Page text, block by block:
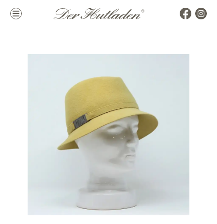
Marken
alle Marken
Top Marken
La Mouche
Themen
Hochzeit
Sommer
Winter